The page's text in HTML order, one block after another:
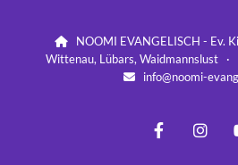

NOOMI EVANGELISCH - Ev.
Wittenau, Lübars, Waidmannslust ·
 info@noomi-